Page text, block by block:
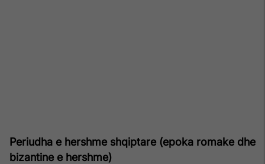
Periudha e hershme shqiptare (epoka romake dhe
bizantine e hershme)